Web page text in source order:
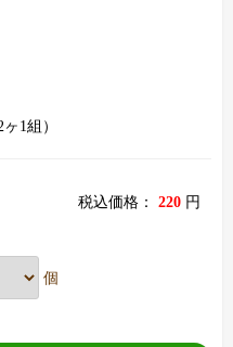
1組）
税込価格： 220 円
個